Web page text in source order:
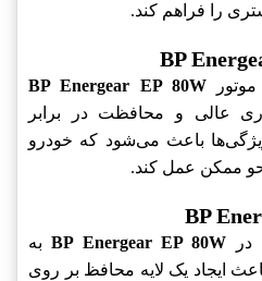
را فراهم کند.
موتورBP Energear EP 80W
عالی و محافظت در برابر
باعث می‌شود که خودرو
ممکن عمل کند.
در BP Energear EP 80Wبه
ایجاد یک لایه محافظ بر روی